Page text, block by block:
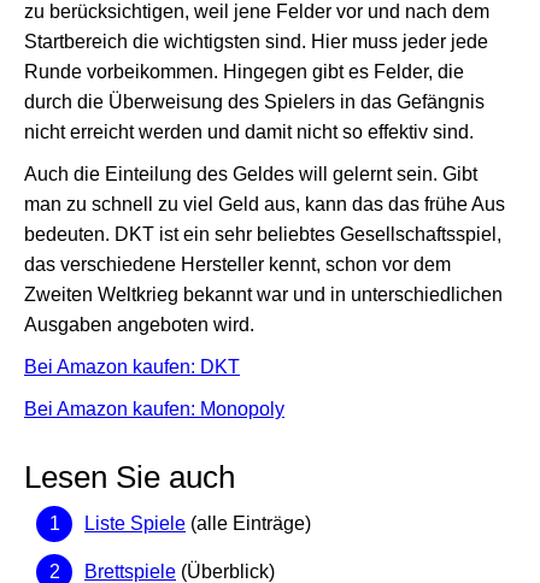
zu berücksichtigen, weil jene Felder vor und nach dem
Startbereich die wichtigsten sind. Hier muss jeder jede
Runde vorbeikommen. Hingegen gibt es Felder, die
durch die Überweisung des Spielers in das Gefängnis
nicht erreicht werden und damit nicht so effektiv sind.
Auch die Einteilung des Geldes will gelernt sein. Gibt
man zu schnell zu viel Geld aus, kann das das frühe Aus
bedeuten. DKT ist ein sehr beliebtes Gesellschaftsspiel,
das verschiedene Hersteller kennt, schon vor dem
Zweiten Weltkrieg bekannt war und in unterschiedlichen
Ausgaben angeboten wird.
Bei Amazon kaufen: DKT
Bei Amazon kaufen: Monopoly
Lesen Sie auch
Liste Spiele (alle Einträge)
Brettspiele (Überblick)